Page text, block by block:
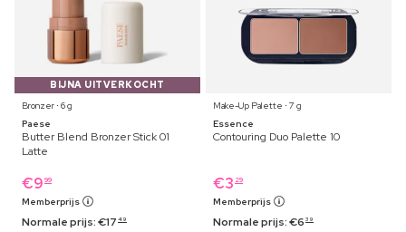
BIJNA UITVERKOCHT
Bronzer ⋅ 6 g
Paese
Butter Blend Bronzer Stick 01
Latte
€9 99
Memberprijs
Normale prijs:€17 49
Make-Up Palette ⋅ 7 g
Essence
Contouring Duo Palette 10
€3 29
Memberprijs
Normale prijs:€6 39